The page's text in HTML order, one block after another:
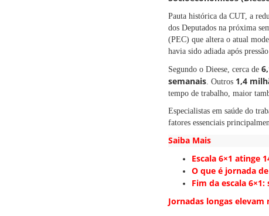
Pauta histórica da CUT, a
dos Deputados na próxima
(PEC) que altera o atual
havia sido adiada após
Segundo o Dieese, cerca de
semanais. Outros 1,4
tempo de trabalho, maior
Especialistas em saúde do
fatores essenciais
Saiba Mais
Escala 6×1 atinge
O que é jornada
Fim da escala 6×1:
Jornadas longas elevam